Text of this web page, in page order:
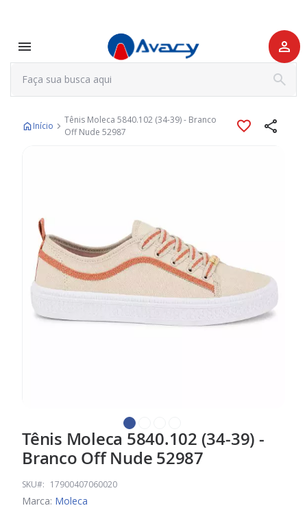
Início
Tênis Moleca 5840.102 (34-39) - Branco
Off Nude 52987
Galeria
imagens
Saltar
para
o
início
da
Tênis Moleca 5840.102 (34-39) -
Branco Off Nude 52987
SKU 17900407060020
Marca: Moleca